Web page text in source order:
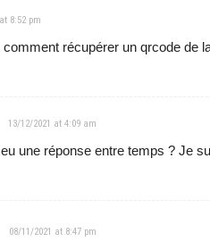
8:52 pm
comment récupérer un qrcode de
13/12/2021 at 4:09 am
une réponse entre temps ? Je
08/11/2021 at 8:47 pm